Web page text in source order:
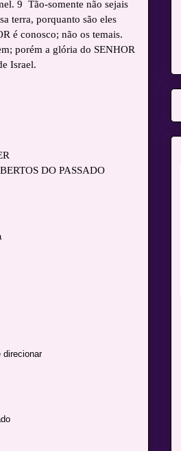
9 Tão-somente não sejais
terra, porquanto são eles
é conosco; não os temais.
porém a glória do SENHOR
Israel.
DO PASSADO